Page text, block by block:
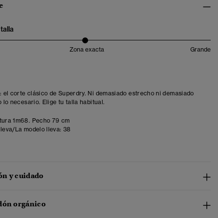
Zona exacta Grande
el corte clásico de Superdry. Ni demasiado estrecho ni demasiado
lo necesario. Elige tu talla habitual.
1m68. Pecho 79 cm
La modelo lleva: 38
y cuidado
orgánico